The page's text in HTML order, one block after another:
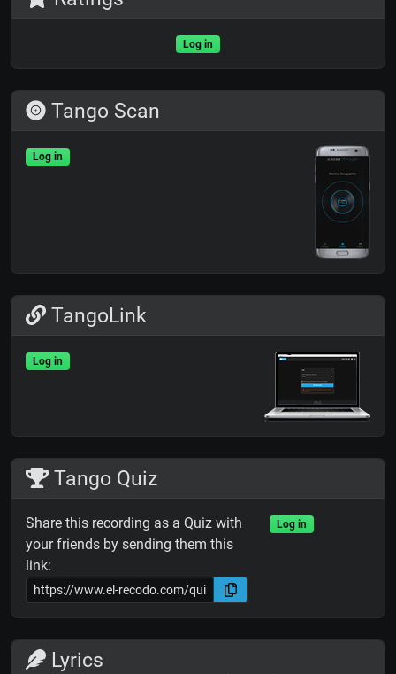
Log in
Tango Scan
Log in
TangoLink
Log in
Tango Quiz
Share this recording as a Quiz with
your friends by sending them this
link:
Log in
Lyrics